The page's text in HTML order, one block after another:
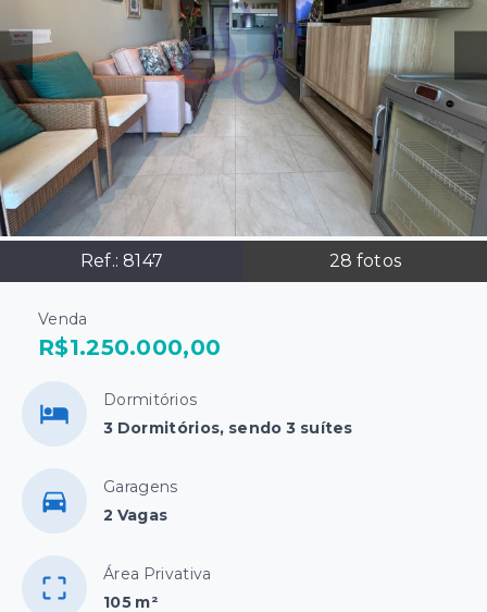
Ref.: 8147 28 fotos
Venda
R$1.250.000,00
Dormitórios
3 Dormitórios, sendo 3 suítes
Garagens
2 Vagas
Área Privativa
105 m²